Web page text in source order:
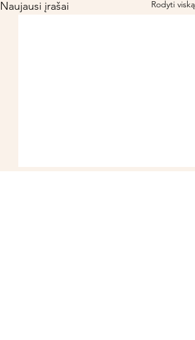
Naujausi įrašai Rodyti viską